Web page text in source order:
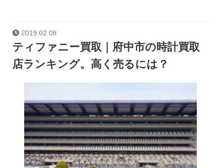
2019.02.08
ティファニー買取｜府中市の時計買取
店ランキング。高く売るには？